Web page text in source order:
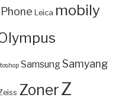
Leica mobily
SamsungSamyang
ZonerZ